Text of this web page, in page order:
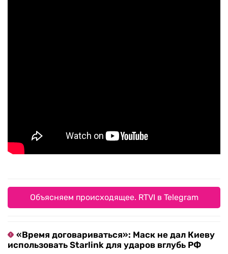
Объясняем происходящее. RTVI в Telegram
«Время договариваться»: Маск не дал Киеву
использовать Starlink для ударов вглубь РФ